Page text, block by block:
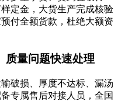
定金，大货生产完成核验
付全额货款，杜绝大额资
质量问题快速处理
破损、厚度不达标、漏汤
专属售后对接人员，全国